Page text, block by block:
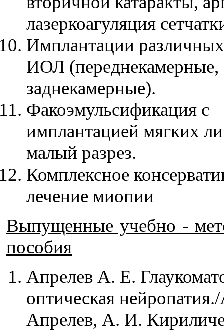
лазеркоагуляция
Имплантации
ИОЛ (переднекамерные,
заднекамерные).
Факоэмульсификация с
имплантацией мягких
малый разрез.
Комплексное
лечение миопии
Выпущенные учебно -
пособия
Апрелев А. Е.
оптическая
Апрелев, А. И.